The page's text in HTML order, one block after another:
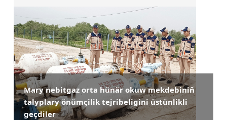
Mary nebitgaz orta hünär okuw mekdebiniň
talyplary önümçilik tejribeligini üstünlikli
geçdiler